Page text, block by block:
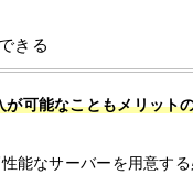
きる
が可能なこともメリット
能なサーバーを用意す